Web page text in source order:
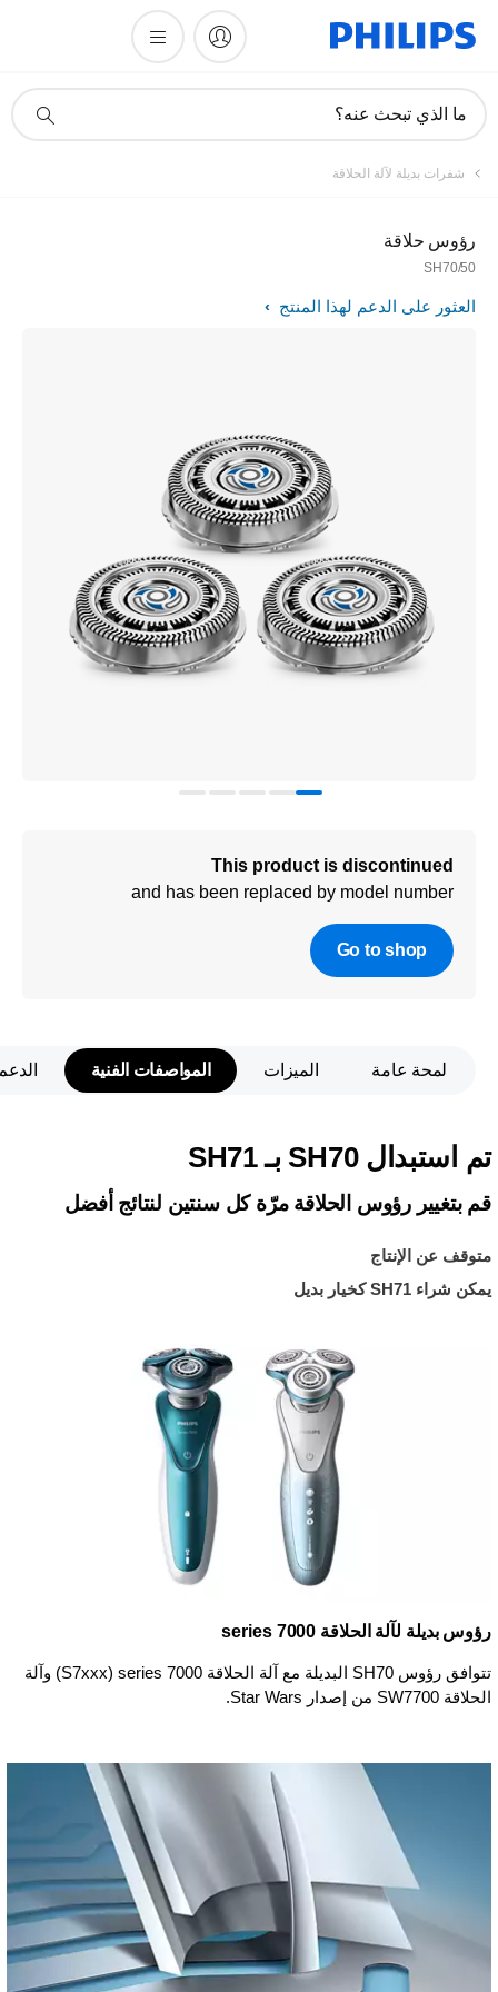
دعم
ما الذي تبحث عنه؟
شفرات بديلة لآلة الحلاقة
رؤوس حلاقة
SH70/50
العثور على الدعم لهذا المنتج
This product is discontinued
and has been replaced by model number
Go to shop
لمحة عامة الميزات المواصفات الفنية
تم استبدال SH70 بـ SH71
قم بتغيير رؤوس الحلاقة مرّة كل سنتين لنتائج أفضل
متوقف عن الإنتاج
يمكن شراء SH71 كخيار بديل
رؤوس بديلة لآلة الحلاقة series 7000
تتوافق رؤوس SH70 البديلة مع آلة الحلاقة series 7000‏ (S7xxx) وآلة
الحلاقة SW7700 من إصدار Star Wars.